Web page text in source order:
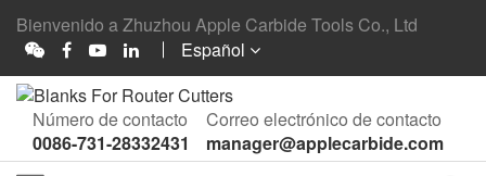
Bienvenido a Zhuzhou Apple Carbide Tools Co., Ltd
Español
Número de contacto
0086-731-28332431
Correo electrónico de contacto
manager@applecarbide.com